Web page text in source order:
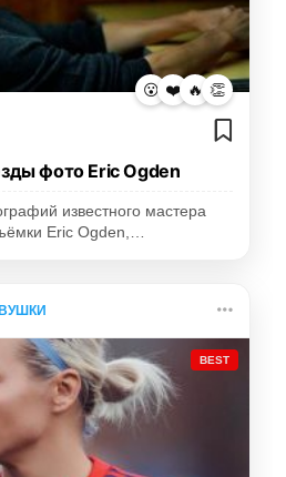
😮 ❤️ 🔥 👏
фото Eric Ogden
известного мастера
Eric Ogden,…
BEST